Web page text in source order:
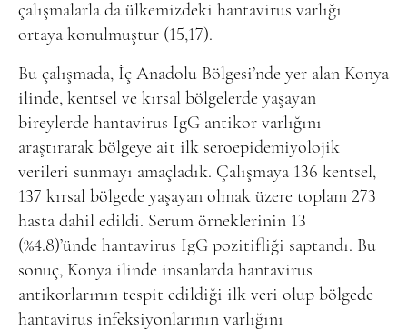
çalışmalarla da ülkemizdeki hantavirus varlığı
ortaya konulmuştur (15,17).
Bu çalışmada, İç Anadolu Bölgesi’nde yer alan Konya
ilinde, kentsel ve kırsal bölgelerde yaşayan
bireylerde hantavirus IgG antikor varlığını
araştırarak bölgeye ait ilk seroepidemiyolojik
verileri sunmayı amaçladık. Çalışmaya 136 kentsel,
137 kırsal bölgede yaşayan olmak üzere toplam 273
hasta dahil edildi. Serum örneklerinin 13
(%4.8)’ünde hantavirus IgG pozitifliği saptandı. Bu
sonuç, Konya ilinde insanlarda hantavirus
antikorlarının tespit edildiği ilk veri olup bölgede
hantavirus infeksiyonlarının varlığını